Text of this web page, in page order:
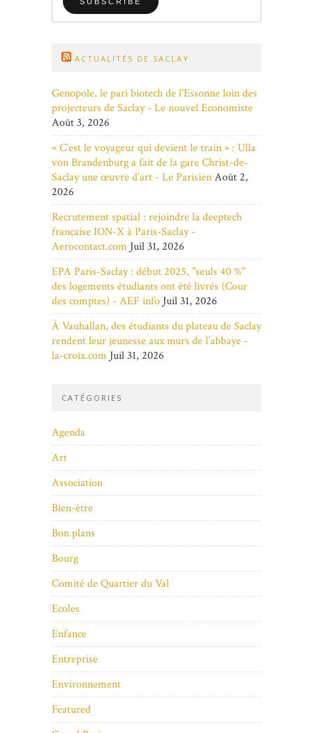
ACTUALITÉS DE SACLAY
Genopole, le pari biotech de l'Essonne loin des
projecteurs de Saclay - Le nouvel Economiste
Août 3, 2026
« C’est le voyageur qui devient le train » : Ulla
von Brandenburg a fait de la gare Christ-de-
Saclay une œuvre d’art - Le ParisienAoût 2,
2026
Recrutement spatial : rejoindre la deeptech
française ION-X à Paris-Saclay -
Aerocontact.com Juil 31, 2026
EPA Paris-Saclay : début 2025, "seuls 40 %"
des logements étudiants ont été livrés (Cour
des comptes) - AEF info Juil 31, 2026
À Vauhallan, des étudiants du plateau de Saclay
rendent leur jeunesse aux murs de l’abbaye -
la-croix.com Juil 31, 2026
CATÉGORIES
Agenda
Art
Association
Bien-être
Bon plans
Bourg
Comité de Quartier du Val
Ecoles
Enfance
Entreprise
Environnement
Featured